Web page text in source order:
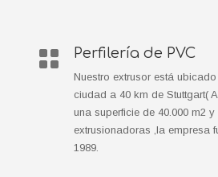
 Perfilería de PVC
Nuestro extrusor está ubicado
ciudad a 40 km de Stuttgart(
una superficie de 40.000 m2
extrusionadoras ,la empresa
1989.